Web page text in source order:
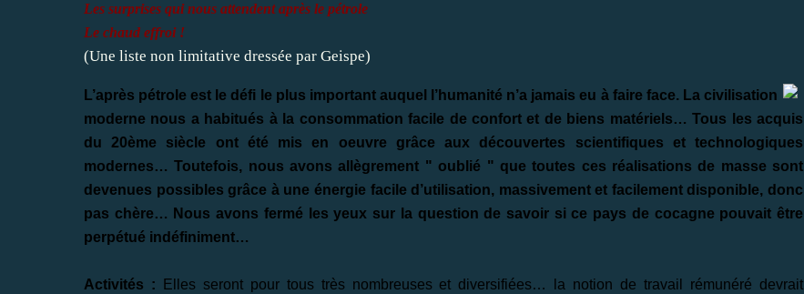
Les surprises qui nous attendent après le pétrole
Le chaud effroi !
(Une liste non limitative dressée par Geispe)
L’après pétrole est le défi le plus important auquel l’humanité n’a jamais eu à faire face. La civilisation
moderne nous a habitués à la consommation facile de confort et de biens matériels… Tous les acquis
du 20ème siècle ont été mis en oeuvre grâce aux découvertes scientifiques et technologiques
modernes… Toutefois, nous avons allègrement " oublié " que toutes ces réalisations de masse sont
devenues possibles grâce à une énergie facile d’utilisation, massivement et facilement disponible, donc
pas chère… Nous avons fermé les yeux sur la question de savoir si ce pays de cocagne pouvait être
perpétué indéfiniment…
Activités :
Elles seront pour tous très nombreuses et diversifiées… la notion de travail rémunéré devrait